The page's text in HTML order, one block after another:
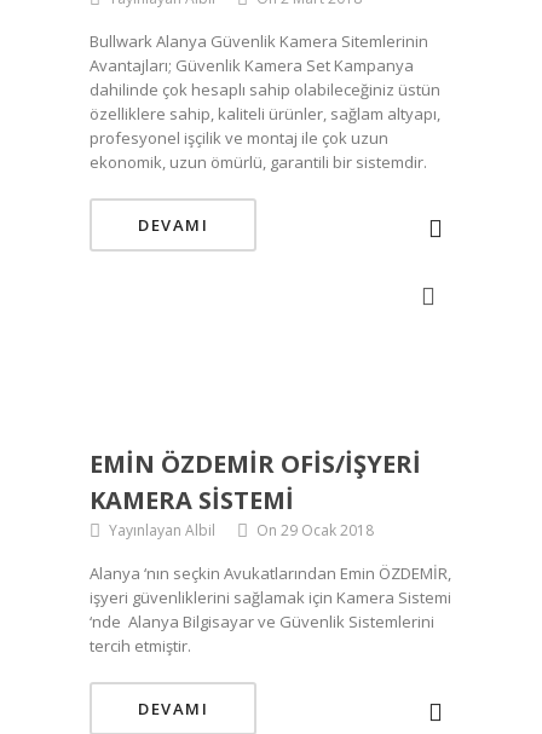
Bullwark Alanya Güvenlik Kamera Sitemlerinin
Avantajları; Güvenlik Kamera Set Kampanya
dahilinde çok hesaplı sahip olabileceğiniz üstün
özelliklere sahip, kaliteli ürünler, sağlam altyapı,
profesyonel işçilik ve montaj ile çok uzun
ekonomik, uzun ömürlü, garantili bir sistemdir.
DEVAMI
EMIN ÖZDEMİR OFIS/IŞYERI
KAMERA SISTEMI
Yayınlayan Albil On 29 Ocak 2018
Alanya ‘nın seçkin Avukatlarından Emin ÖZDEMİR,
işyeri güvenliklerini sağlamak için Kamera Sistemi
‘nde Alanya Bilgisayar ve Güvenlik Sistemlerini
tercih etmiştir.
DEVAMI